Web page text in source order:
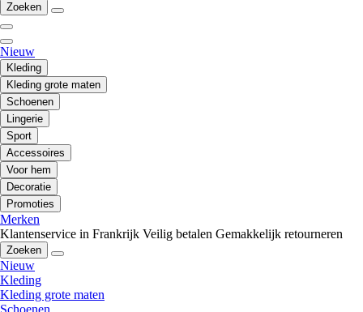
Zoeken
Nieuw
Kleding
Kleding grote maten
Schoenen
Lingerie
Sport
Accessoires
Voor hem
Decoratie
Promoties
Merken
Klantenservice in Frankrijk Veilig betalen Gemakkelijk retourneren
Zoeken
Nieuw
Kleding
Kleding grote maten